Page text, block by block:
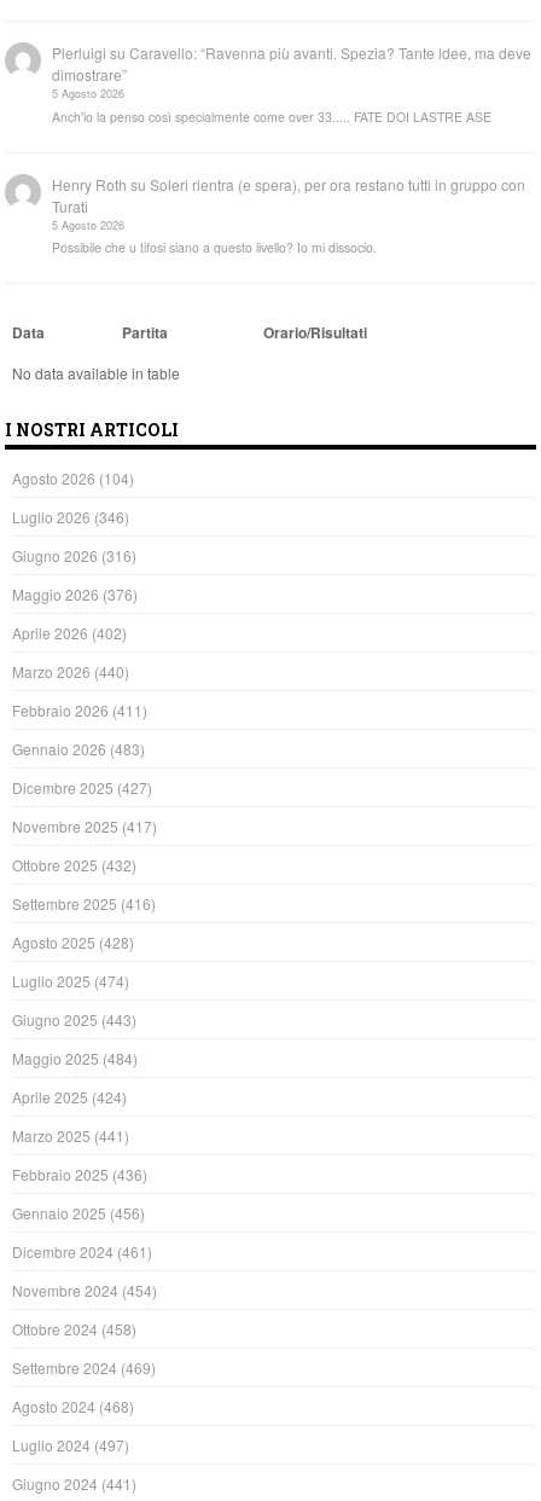
Pierluigi suCaravello: “Ravenna più avanti. Spezia? Tante idee, ma deve
dimostrare”
5 Agosto 2026
Anch'io la penso così specialmente come over 33..... FATE DOI LASTRE ASE
Henry Roth suSoleri rientra (e spera), per ora restano tutti in gruppo con
Turati
5 Agosto 2026
Possibile che u tifosi siano a questo livello? Io mi dissocio.
Data Partita Orario/Risultati
No data available in table
I NOSTRI ARTICOLI
Agosto 2026 (104)
Luglio 2026 (346)
Giugno 2026 (316)
Maggio 2026 (376)
Aprile 2026 (402)
Marzo 2026 (440)
Febbraio 2026 (411)
Gennaio 2026 (483)
Dicembre 2025 (427)
Novembre 2025 (417)
Ottobre 2025 (432)
Settembre 2025 (416)
Agosto 2025 (428)
Luglio 2025 (474)
Giugno 2025 (443)
Maggio 2025 (484)
Aprile 2025 (424)
Marzo 2025 (441)
Febbraio 2025 (436)
Gennaio 2025 (456)
Dicembre 2024 (461)
Novembre 2024 (454)
Ottobre 2024 (458)
Settembre 2024 (469)
Agosto 2024 (468)
Luglio 2024 (497)
Giugno 2024 (441)